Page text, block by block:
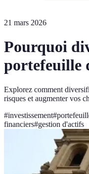
21 mars 2026
Pourquoi
portefeuille
Explorez comment
risques et augmenter vos
#investissement#
financiers#gestion d'actifs